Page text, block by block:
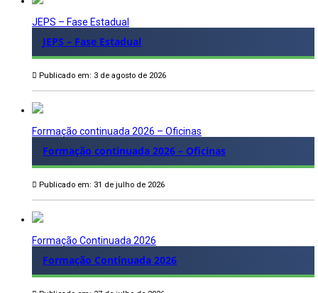
JEPS – Fase Estadual
JEPS – Fase Estadual
Publicado em: 3 de agosto de 2026
Formação continuada 2026 – Oficinas
Formação continuada 2026 – Oficinas
Publicado em: 31 de julho de 2026
Formação Continuada 2026
Formação Continuada 2026